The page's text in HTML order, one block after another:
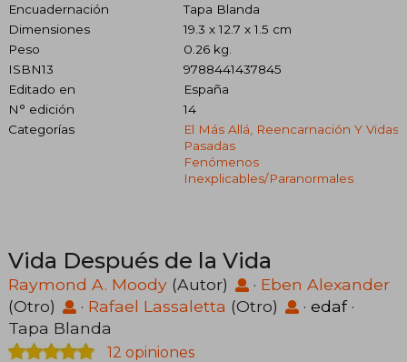
Encuadernación
Tapa Blanda
Dimensiones
19.3 x 12.7 x 1.5 cm
Peso
0.26 kg.
ISBN13
9788441437845
Editado en
España
N° edición
14
Categorías
El Más Allá, Reencarnación Y Vidas
Pasadas
Fenómenos
Inexplicables/paranormales
Vida Después de la Vida
Raymond A. Moody (Autor) · Eben Alexander
(Otro)
· Rafael Lassaletta (Otro) · edaf·
Tapa Blanda
12 opiniones